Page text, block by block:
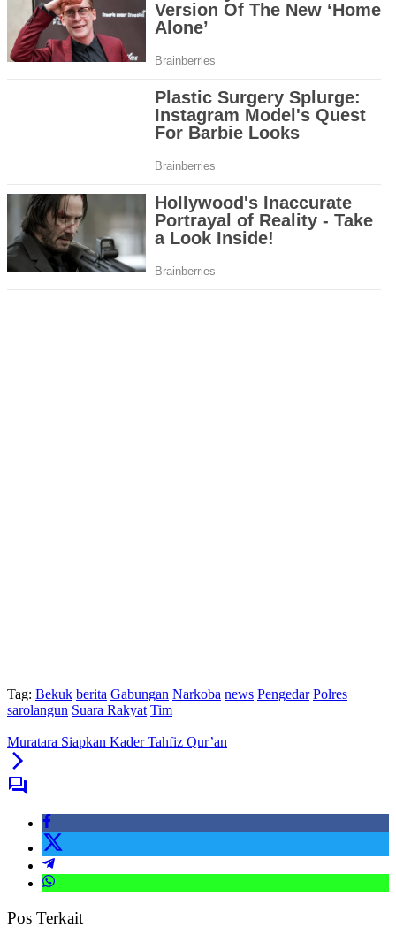
Tag: Bekuk berita Gabungan Narkoba news Pengedar Polres
sarolangun Suara Rakyat Tim
Muratara Siapkan Kader Tahfiz Qur’an
Pos Terkait